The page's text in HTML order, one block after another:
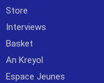
Store
Interviews
Basket
An Kreyol
Espace Jeunes